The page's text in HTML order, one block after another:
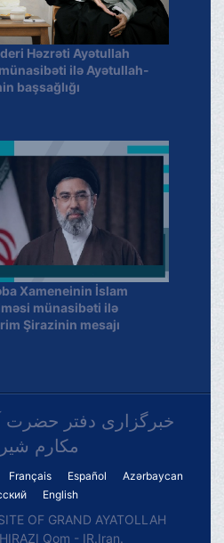
Həzrəti Ayətullah
ilə Ayətullah-
başsağlığı
Xameneinin İslam
münasibəti ilə
Şirazinin mesajı
خبرگزاری دفتر حضرت
مکارم
Français Español
Azərbaycan
English
OF GRAND AYATOLLAH
Qom - IR.Iran.